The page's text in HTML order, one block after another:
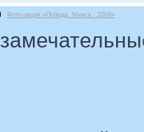
Фото-акция «Победа. Минск - 2009»